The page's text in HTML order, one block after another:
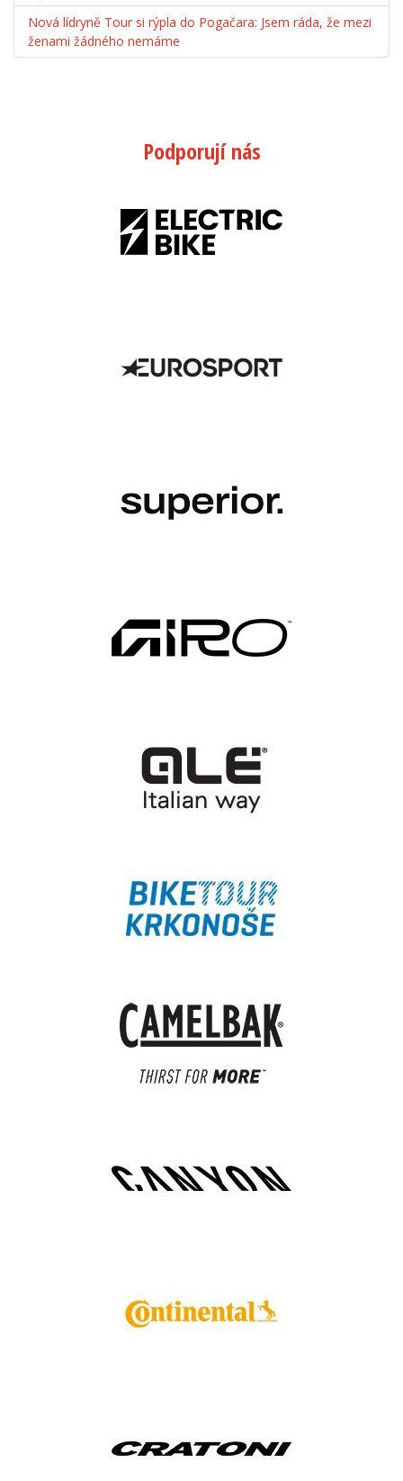
Nová lídryně Tour si rýpla do Pogačara: Jsem ráda, že mezi
ženami žádného nemáme
Podporují nás